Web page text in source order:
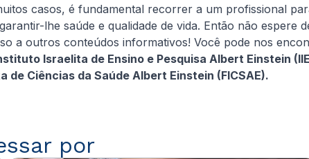
casos, é fundamental recorrer a um profissional
lhe saúde e qualidade de vida. Então não espere
a outros conteúdos informativos! Você pode nos
Israelita de Ensino e Pesquisa Albert Einstein
de Ciências da Saúde Albert Einstein (FICSAE).
por